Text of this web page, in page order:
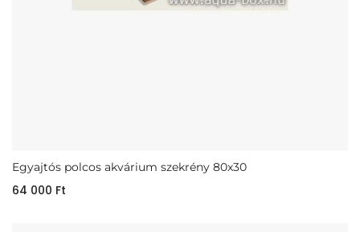
Egyajtós polcos akvárium szekrény 80x30
64 000 Ft